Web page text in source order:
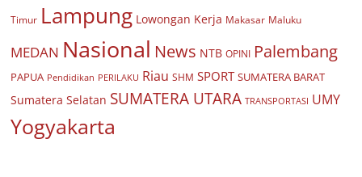
Timur Lampung Lowongan Kerja Makasar Maluku
MEDAN Nasional News NTB OPINI Palembang
PAPUA Pendidikan PERILAKU Riau SHM SPORT SUMATERA BARAT
Sumatera Selatan SUMATERA UTARA TRANSPORTASI UMY
Yogyakarta